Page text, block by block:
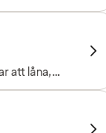
att låna,
Fria vikter